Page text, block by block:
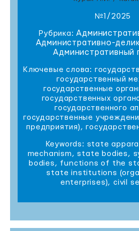
№1/2025
Рубрика:
Административно-
Административный
Ключевые слова:
государственный
государственные
государственных
государственного
государственные
предприятия),
Keywords: state
mechanism, state bodies,
bodies, functions of the
state institutions
enterprises), civil